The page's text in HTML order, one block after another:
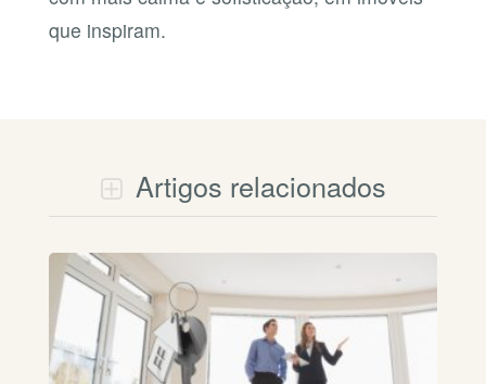
que inspiram.
Artigos relacionados